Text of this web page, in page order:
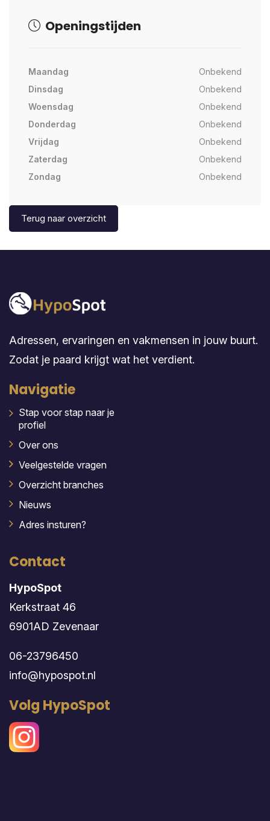
Openingstijden
Maandag
Onbekend
Dinsdag
Onbekend
Woensdag
Onbekend
Donderdag
Onbekend
Vrijdag
Onbekend
Zaterdag
Onbekend
Zondag
Onbekend
Terug naar overzicht
Adressen, ervaringen en vakmensen in jouw buurt.
Zodat je paard krijgt wat het verdient.
Navigatie
Stap voor stap naar je
profiel
Over ons
Veelgestelde vragen
Overzicht branches
Nieuws
Adres insturen?
Contact
HypoSpot
Kerkstraat 46
6901AD Zevenaar
06-23796450
info@hypospot.nl
Volg HypoSpot